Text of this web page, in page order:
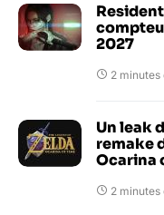
2027
2
Un leak
remake
Ocarina
2